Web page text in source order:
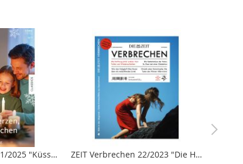
Bianca Weekend 11/2025 "Küsse, Kerzen, Kinderlachen"
ZEIT Verbrechen 22/2023 "Die Hoffnung stirbt zuletzt: Vom Fallen und Wiederaufstehen"